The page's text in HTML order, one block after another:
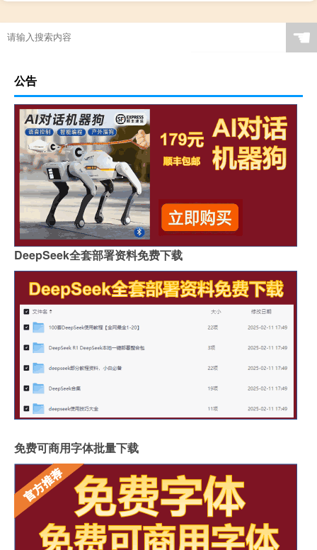
☚
公告
DeepSeek全套部署资料免费下载
免费可商用字体批量下载